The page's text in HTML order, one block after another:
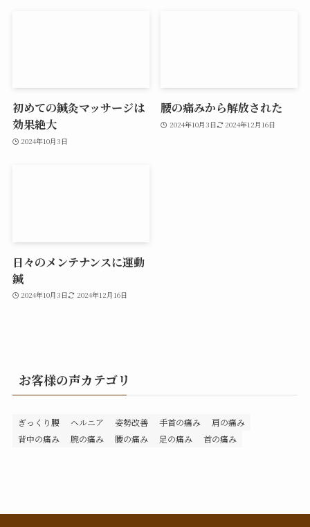
初めての鍼灸マッサージは
効果絶大
2024年10月3日
腰の痛みから解放された
2024年10月3日 2024年12月16日
日々のメンテナンスに運動
鍼
2024年10月3日 2024年12月16日
お客様の声カテゴリ
ぎっくり腰 ヘルニア 姿勢改善 手首の痛み
肩の痛み
背中の痛み
腕の痛み 腰の痛み 足の痛み 首の痛み